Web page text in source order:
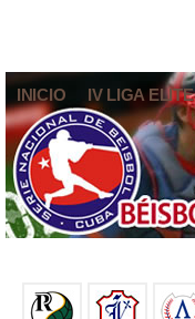
INICIO IV LIGA ELITE